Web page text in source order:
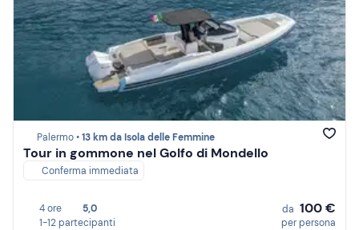
Palermo •13 km da Isola delle Femmine
Tour in gommone nel Golfo di Mondello
Conferma immediata
4 ore
5,0
1-12 partecipanti
da 100 €
per persona